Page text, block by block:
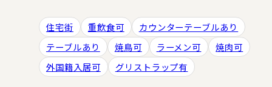
住宅街 重飲食可
カウンターテーブルあり
テーブルあり
焼鳥可 ラーメン可
焼肉可
外国籍入居可
グリストラップ有